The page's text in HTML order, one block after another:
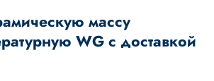
массу
WG с доставкой